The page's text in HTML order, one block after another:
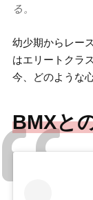
る。
幼少期からレー
はエリートクラ
今、どのような
BMXと